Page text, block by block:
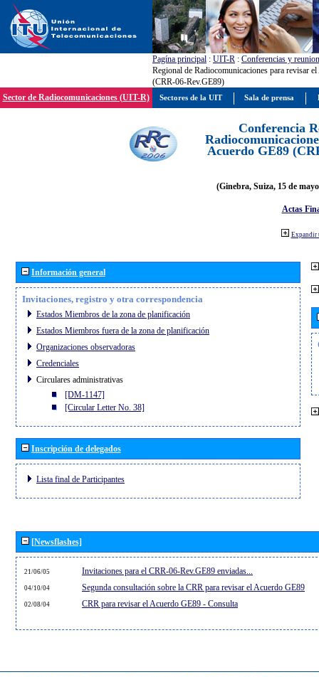
Pagína principal : UIT-R : Conferencias y
Regional de Radiocomunicaciones para revisar
(CRR-06-Rev.GE89)
Sector de Radiocomunicaciones (UIT-R)
Conferencia
Acuerdo GE89
(Ginebra, Suiza, 15 de
Actas
Expandir
Información general
Invitaciones, registro y otra correspondencia
Estados Miembros de la zona de planificación
Estados Miembros fuera de la zona de planificación
Organizaciones observadoras
Credenciales
Circulares administrativas
[DM-1147]
[Circular Letter No. 38]
Inscripción de delegados
Lista final de Participantes
[Newsflashes]
21/06/05 Invitaciones para el CRR-06-Rev.GE89 enviadas...
04/10/04 Segunda consultación sobre la CRR para revisar el Acuerdo GE89
02/08/04 CRR para revisar el Acuerdo GE89 - Consulta
Sectores de la UIT Sala de prensa